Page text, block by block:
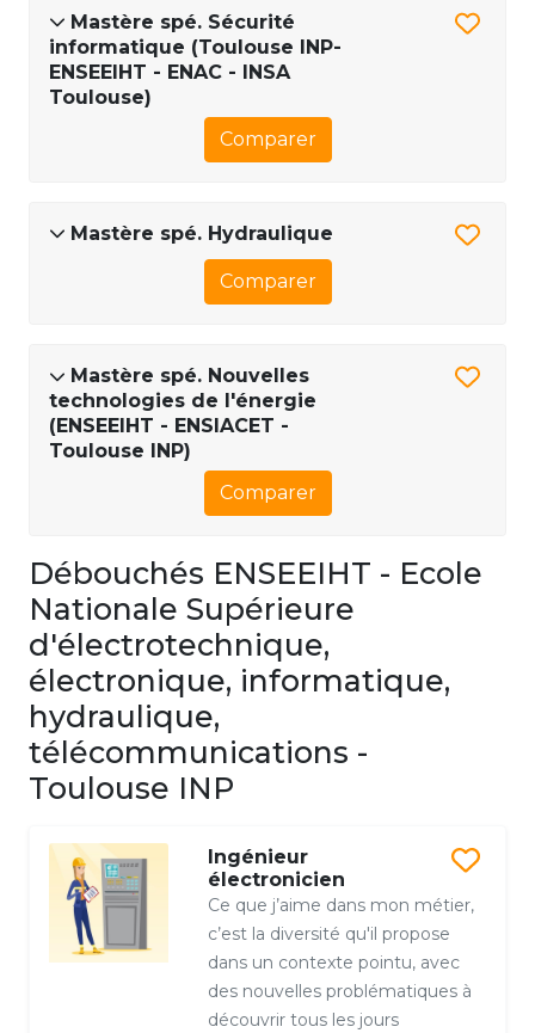
Mastère spé. Sécurité
informatique (Toulouse INP-
ENSEEIHT - ENAC - INSA
Toulouse)
Comparer
Mastère spé. Hydraulique
Comparer
Mastère spé. Nouvelles
technologies de l'énergie
(ENSEEIHT - ENSIACET -
Toulouse INP)
Comparer
Débouchés ENSEEIHT - Ecole
Nationale Supérieure
d'électrotechnique,
électronique, informatique,
hydraulique,
télécommunications -
Toulouse INP
Ingénieur
électronicien
Ce que j’aime dans mon métier,
c’est la diversité qu'il propose
dans un contexte pointu, avec
des nouvelles problématiques à
découvrir tous les jours